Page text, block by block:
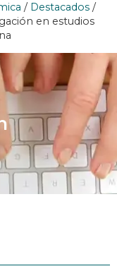
/ Destacados /
en estudios